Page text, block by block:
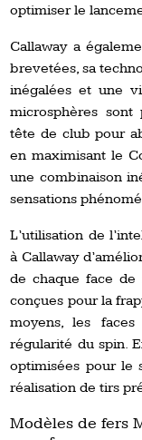
optimiser le
Callaway a
brevetées, sa
inégalées et une
microsphères sont
tête de club pour
en maximisant le
une combinaison
sensations
L’utilisation de
à Callaway
de chaque face de
conçues pour la
moyens, les
régularité du spin.
optimisées pour le
réalisation de tirs
Modèles de fers